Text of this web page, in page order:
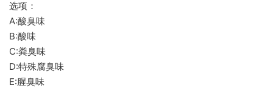
选项：
A:酸臭味
B:酸味
C:粪臭味
D:特殊腐臭味
E:腥臭味